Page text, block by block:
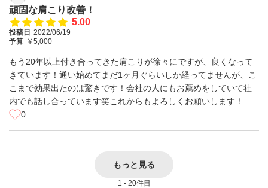
頑固な肩こり改善！
5.00
投稿日 2022/06/19
予算 ￥5,000
もう20年以上付き合ってきた肩こりが徐々にですが、良くなって
きています！通い始めてまだ1ヶ月ぐらいしか経ってませんが、こ
こまで効果出たのは驚きです！会社の人にもお薦めをしていて社
内でも話し合っています笑これからもよろしくお願いします！
0
もっと見る
1 - 20件目